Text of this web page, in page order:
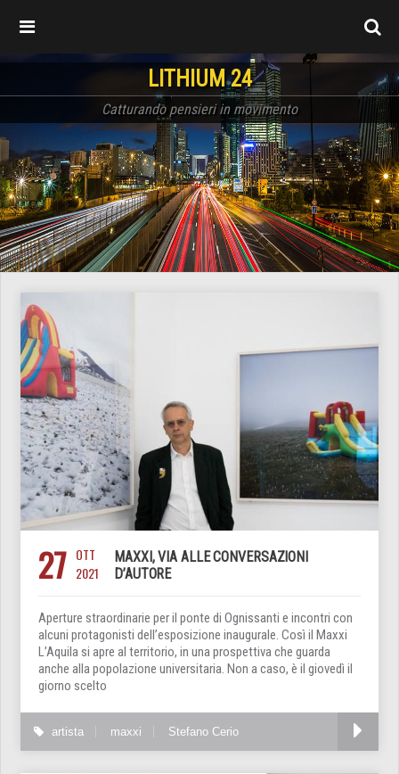
LITHIUM 24
Catturando pensieri in movimento
27 OTT
2021
MAXXI, VIA ALLE CONVERSAZIONI
D’AUTORE
Aperture straordinarie per il ponte di Ognissanti e incontri con
alcuni protagonisti dell’esposizione inaugurale. Così il Maxxi
L’Aquila si apre al territorio, in una prospettiva che guarda
anche alla popolazione universitaria. Non a caso, è il giovedì il
giorno scelto
artista maxxi Stefano Cerio